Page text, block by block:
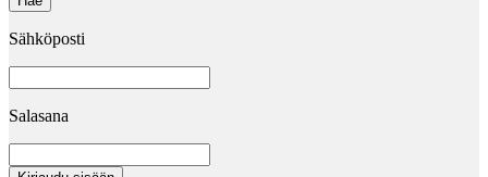
Sähköposti
Salasana